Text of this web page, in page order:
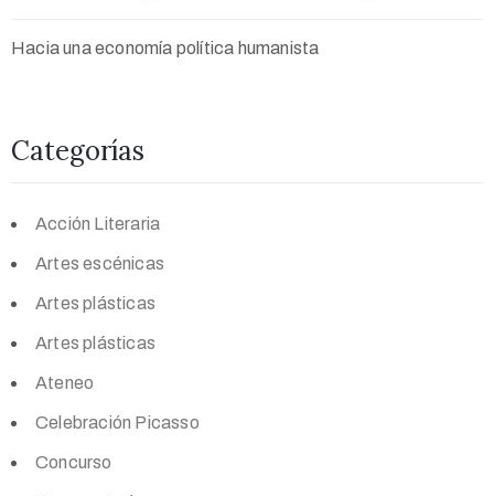
Hacia una economía política humanista
Categorías
Acción Literaria
Artes escénicas
Artes plásticas
Artes plásticas
Ateneo
Celebración Picasso
Concurso